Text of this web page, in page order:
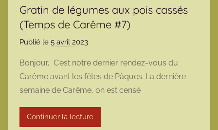
Gratin de légumes aux pois cassés
(Temps de Carême #7)
Publié le 5 avril 2023
r
m
a
r
m
Bonjour, C’est notre dernier rendez-vous du
Carême avant les fêtes de Pâques. La dernière
semaine de Carême, on est censé
Continuer la lecture